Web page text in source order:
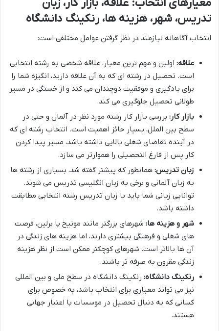
تدریس، شهر، هزینه ها، رنکینگ دانشگاه
انتخاب آگاهانه نیازمند در نظر گرفتن عوامل مختلفی است:
علاقه: اولین و مهم ترین معیار، علاقه شخصی به رشته انتخابی
است. تحصیل در رشته ای که به آن علاقه دارید، انگیزه شما را
برای یادگیری و موفقیت دوچندان می کند و از خستگی در مسیر
طولانی تحصیل جلوگیری می کند.
بازار کار: بررسی بازار کار رشته مورد نظر در آلمان و حتی در
سطح بین الملل، بسیار حائز اهمیت است. انتخاب رشته ای که
در آینده تقاضای شغلی بالایی داشته باشد، مسیر پیدا کردن
کار پس از فارغ التحصیلی را هموارتر می سازد.
زبان تدریس: همانطور که پیشتر گفته شد، بسیاری از رشته ها
به زبان آلمانی و برخی به زبان انگلیسی تدریس می شوند.
توانایی زبانی شما باید با زبان تدریس رشته انتخابی مطابقت
داشته باشد.
شهر و هزینه ها: شهرهای بزرگتر مانند مونیخ یا برلین، فرصت
های شغلی و فرهنگی بیشتری دارند، اما هزینه های زندگی در
آن ها بالاتر است. شهرهای کوچکتر ممکن است از نظر هزینه
زندگی مقرون به صرفه تر باشند.
رنکینگ دانشگاه: رنکینگ دانشگاه در سطح ملی و بین المللی
نیز می تواند معیاری برای انتخاب باشد، به خصوص برای
کسانی که به دنبال تحصیل در موسسات با اعتبار جهانی
هستند.